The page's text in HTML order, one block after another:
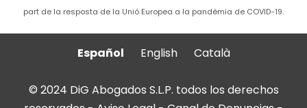
part de la resposta de la Unió Europea a la pandèmia de COVID-19.
Español English Català
© 2024 DiG Abogados S.L.P. todos los derechos